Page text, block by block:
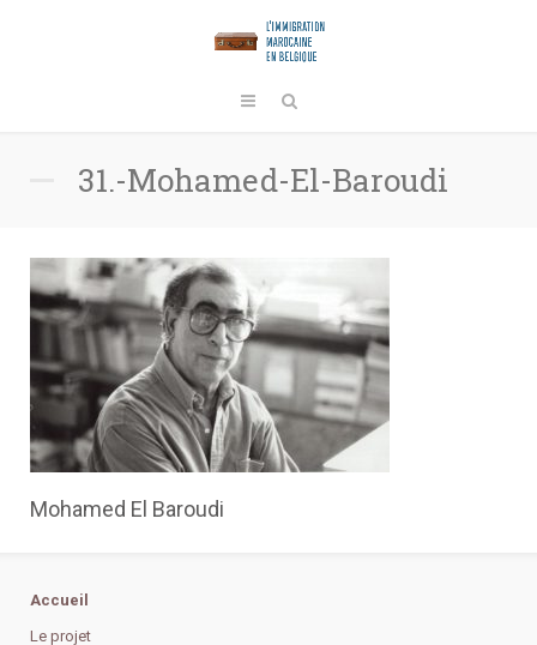
31.-Mohamed-El-Baroudi
Mohamed El Baroudi
Accueil
Le projet